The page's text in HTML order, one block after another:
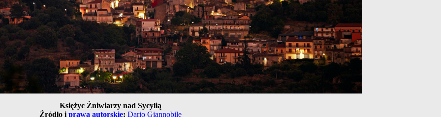
Księżyc Żniwiarzy nad Sycylią
Źródło i prawa autorskie: Dario Giannobile